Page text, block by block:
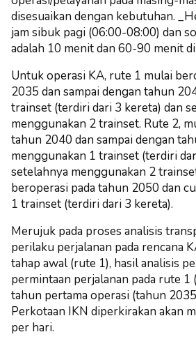
disesuaikan dengan kebutuhan.
jam sibuk pagi (06:00-08:00) dan
adalah 10 menit dan 60-90 menit
Untuk operasi KA, rute 1 mulai
2035 dan sampai dengan tahun
trainset (terdiri dari 3 kereta) dan
menggunakan 2 trainset. Rute 2,
tahun 2040 dan sampai dengan
menggunakan 1 trainset (terdiri
setelahnya menggunakan 2
beroperasi pada tahun 2050 dan
1 trainset (terdiri dari 3 kereta).
Merujuk pada proses analisis
perilaku perjalanan pada rencana
tahap awal (rute 1), hasil analisis
permintaan perjalanan pada rute 1
tahun pertama operasi (tahun
Perkotaan IKN diperkirakan akan
per hari.